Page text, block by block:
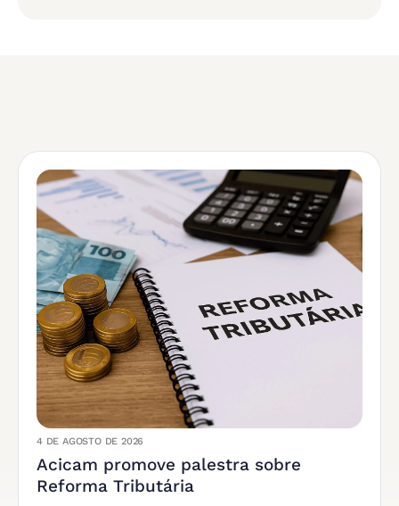
4 DE AGOSTO DE 2026
Acicam promove palestra sobre
Reforma Tributária